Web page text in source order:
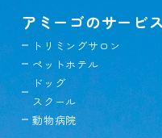
アミーゴのサービス
トリミングサロン
ペットホテル
ドッグ
スクール
動物病院